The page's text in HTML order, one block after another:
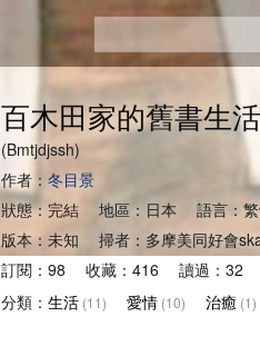
百木田家的舊書生活
(Bmtjdjssh)
作者： 冬目景
狀態：完結 地區：日本 語言：
版本：未知 掃者：多摩美同好會
訂閱：98 收藏：416 讀過：32
分類： 生活 (11) 愛情 (10) 治癒 (1)